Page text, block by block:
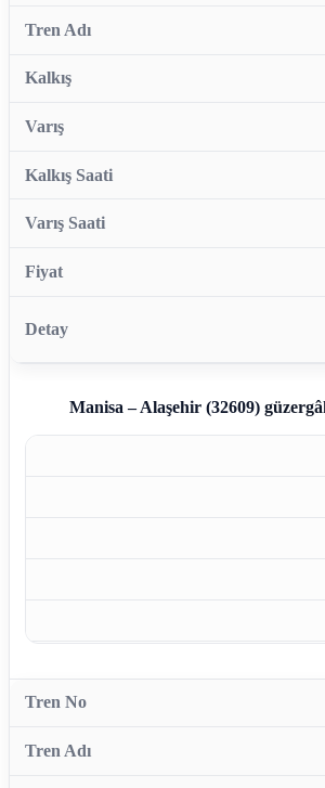
Manisa – Alaşehir (32609)